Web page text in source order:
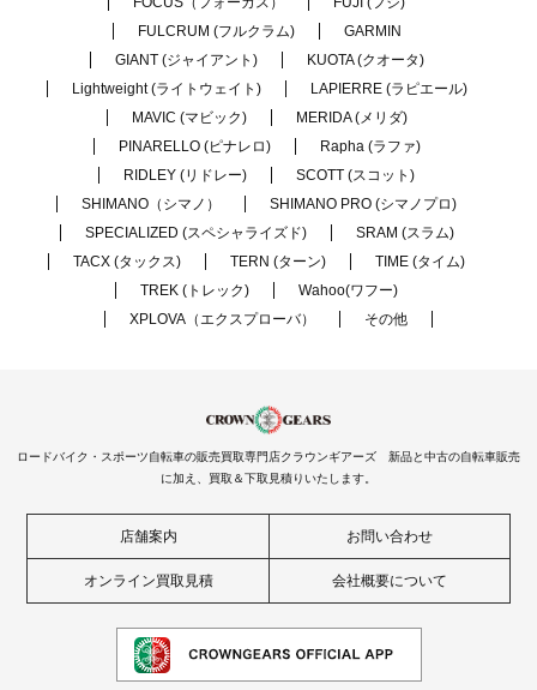
FULCRUM (フルクラム)
GARMIN
GIANT (ジャイアント)
KUOTA (クオータ)
Lightweight (ライトウェイト)
LAPIERRE (ラピエール)
MAVIC (マビック)
MERIDA (メリダ)
PINARELLO (ピナレロ)
Rapha (ラファ)
RIDLEY (リドレー)
SCOTT (スコット)
SHIMANO（シマノ）
SHIMANO PRO (シマノプロ)
SPECIALIZED (スペシャライズド)
SRAM (スラム)
TACX (タックス)
TERN (ターン)
TIME (タイム)
TREK (トレック)
Wahoo(ワフー)
XPLOVA（エクスプローバ）
その他
ロードバイク・スポーツ自転車の販売買取専門店クラウンギアーズ 新品と中古の自転車販売
に加え、買取＆下取見積りいたします。
店舗案内 お問い合わせ
オンライン買取見積 会社概要について